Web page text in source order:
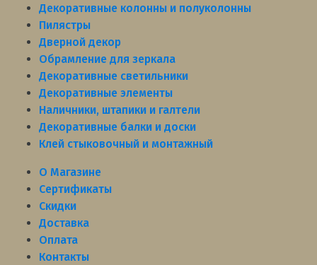
Декоративные колонны и полуколонны
Пилястры
Дверной декор
Обрамление для зеркала
Декоративные светильники
Декоративные элементы
Наличники, штапики и галтели
Декоративные балки и доски
Клей стыковочный и монтажный
О Магазине
Сертификаты
Скидки
Доставка
Оплата
Контакты